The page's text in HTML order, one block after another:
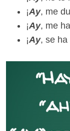
¡Ay, me
¡Ay, me
¡Ay, se ha